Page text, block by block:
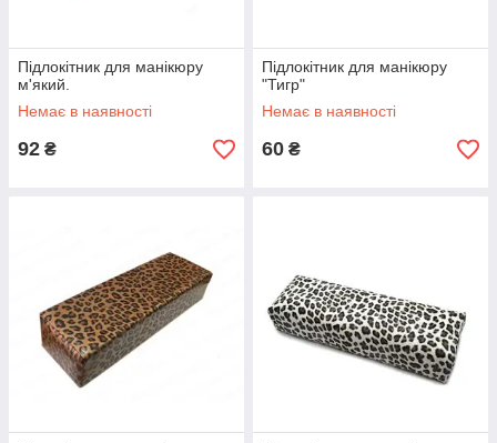
Підлокітник для манікюру
м'який.
Немає в наявності
92 ₴
Підлокітник для манікюру
"Тигр"
Немає в наявності
60 ₴